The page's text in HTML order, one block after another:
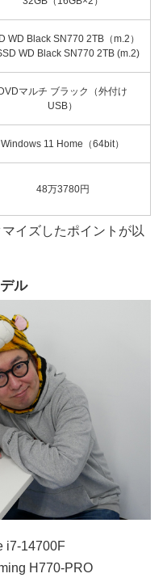
WD Black SN770 2TB（m.2）
WD Black SN770 2TB (m.2)
DVDマルチ ブラック（外付け
USB）
Windows 11 Home（64bit）
48万3780円
イズしたポイントが以
ル
i7-14700F
H770-PRO